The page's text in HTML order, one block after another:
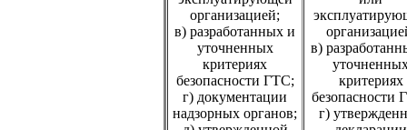
организацией;
в) разработанных и
уточненных
критериях
безопасности ГТС;
г) документации
надзорных органов;
в)
критериях
безопасности
г)